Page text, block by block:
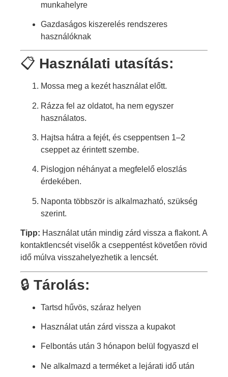
munkahelyre
Gazdaságos kiszerelés rendszeres
használóknak
📋 Használati utasítás:
Mossa meg a kezét használat előtt.
Rázza fel az oldatot, ha nem egyszer
használatos.
Hajtsa hátra a fejét, és cseppentsen 1–2
cseppet az érintett szembe.
Pislogjon néhányat a megfelelő eloszlás
érdekében.
Naponta többször is alkalmazható, szükség
szerint.
Tipp: Használat után mindig zárd vissza a flakont. A
kontaktlencsét viselők a cseppentést követően rövid
idő múlva visszahelyezhetik a lencsét.
🔒 Tárolás:
Tartsd hűvös, száraz helyen
Használat után zárd vissza a kupakot
Felbontás után 3 hónapon belül fogyaszd el
Ne alkalmazd a terméket a lejárati idő után